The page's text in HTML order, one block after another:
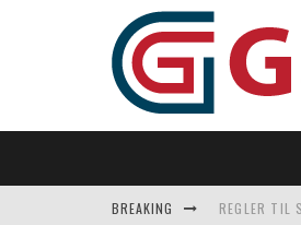
BREAKING REGLER TIL